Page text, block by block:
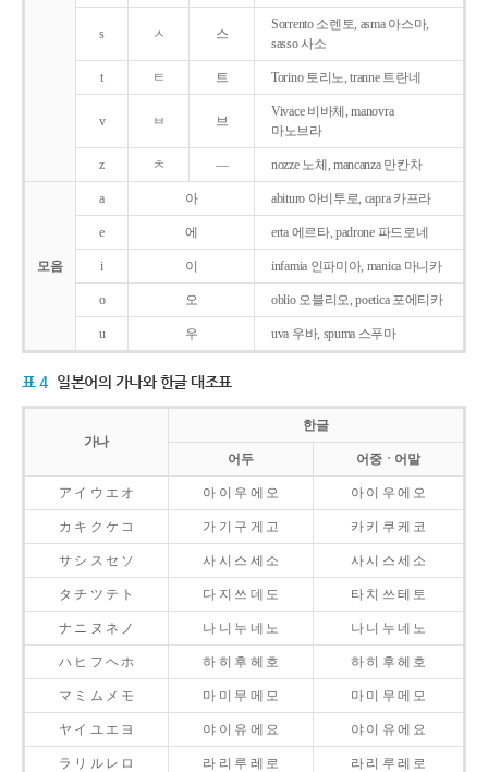
s ㅅ 스
Sorrento 소렌토, asma 아스마,
sasso 사소
t ㅌ 트 Torino 토리노, tranne 트란네
v ㅂ 브
Vivace 비바체, manovra
마노브라
z ㅊ ― nozze 노체, mancanza 만칸차
모음
a 아 abituro 아비투로, capra 카프라
e 에 erta 에르타, padrone 파드로네
i 이 infamia 인파미아, manica 마니카
o 오 oblio 오블리오, poetica 포에티카
u 우 uva 우바, spuma 스푸마
표 4 일본어의 가나와 한글 대조표
가나
한글
어두 어중ㆍ어말
ア イ ウ エ オ 아 이 우 에 오 아 이 우 에 오
カ キ ク ケ コ 가 기 구 게 고 카 키 쿠 케 코
サ シ ス セ ソ 사 시 스 세 소 사 시 스 세 소
タ チ ツ テ ト 다 지 쓰 데 도 타 치 쓰 테 토
ナ ニ ヌ ネ ノ 나 니 누 네 노 나 니 누 네 노
ハ ヒ フ ヘ ホ 하 히 후 헤 호 하 히 후 헤 호
マ ミ ム メ モ 마 미 무 메 모 마 미 무 메 모
ヤ イ ユ エ ヨ 야 이 유 에 요 야 이 유 에 요
ラ リ ル レ ロ 라 리 루 레 로 라 리 루 레 로